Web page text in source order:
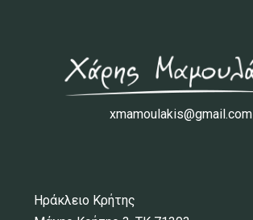
xmamoulakis@gmail.com
Ηράκλειο Κρήτης